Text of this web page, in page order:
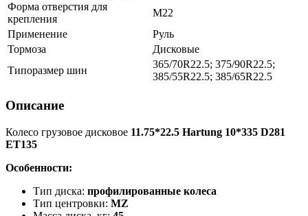
Форма отверстия для
крепления
M22
Применение
Руль
Тормоза
Дисковые
Типоразмер шин
365/70R22.5; 375/90R22.5;
385/55R22.5; 385/65R22.5
Описание
Колесо грузовое дисковое 11.75*22.5 Hartung 10*335 D281
ET135
Особенности:
Тип диска: профилированные колеса
Тип центровки: MZ